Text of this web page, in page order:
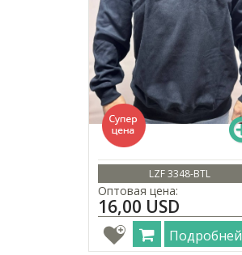
LZF 3348-BTL
Оптовая цена:
16,00 USD
Подробней